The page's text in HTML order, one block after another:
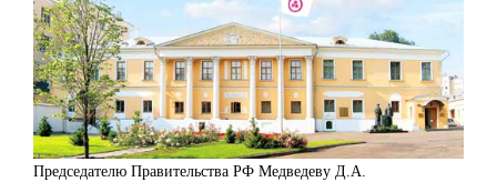
Председателю Правительства РФ Медведеву Д.А.